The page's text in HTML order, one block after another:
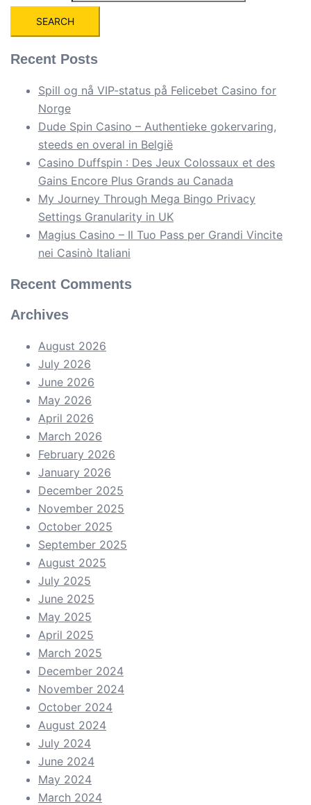
Recent Posts
Spill og nå VIP-status på Felicebet Casino for
Norge
Dude Spin Casino – Authentieke gokervaring,
steeds en overal in België
Casino Duffspin : Des Jeux Colossaux et des
Gains Encore Plus Grands au Canada
My Journey Through Mega Bingo Privacy
Settings Granularity in UK
Magius Casino – Il Tuo Pass per Grandi Vincite
nei Casinò Italiani
Recent Comments
Archives
August 2026
July 2026
June 2026
May 2026
April 2026
March 2026
February 2026
January 2026
December 2025
November 2025
October 2025
September 2025
August 2025
July 2025
June 2025
May 2025
April 2025
March 2025
December 2024
November 2024
October 2024
August 2024
July 2024
June 2024
May 2024
March 2024